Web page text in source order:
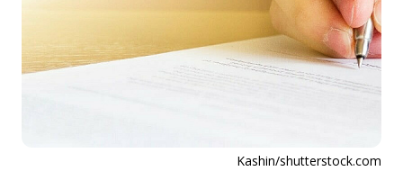
Kashin/shutterstock.com